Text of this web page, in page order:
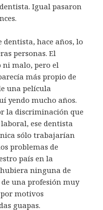
Igual pasaron
dentista, hace años, lo
personas. El
ni malo, pero el
más propio de
una película
yendo mucho años.
la discriminación que
ese dentista
sólo trabajarían
problemas de
país en la
ninguna de
de una profesión muy
motivos
guapas.